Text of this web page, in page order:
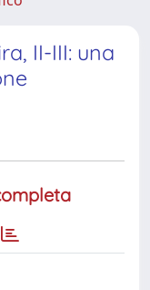
II-III: una